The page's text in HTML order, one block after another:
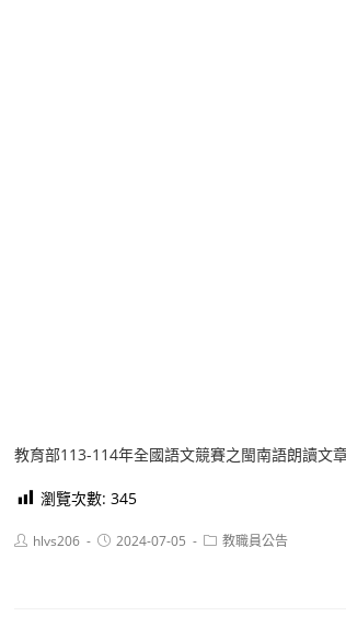
教育部113-114年全國語文競賽之閩南語朗讀文
瀏覽次數: 345
Posthlvs206
Post2024-07-05
Post教職員公告